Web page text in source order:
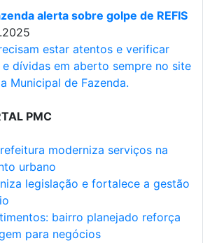
alerta sobre golpe de REFIS
estar atentos e verificar
dívidas em aberto sempre no site
Municipal de Fazenda.
PMC
moderniza serviços na
urbano
legislação e fortalece a gestão
bairro planejado reforça
para negócios